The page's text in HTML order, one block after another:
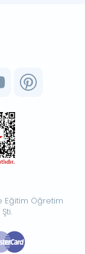
Eğitim Öğretim